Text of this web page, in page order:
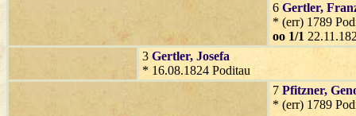
6 Gertler,
* (err) 1789
oo 1/1
3 Gertler, Josefa
* 16.08.1824 Poditau
7 Pfitzner,
* (err) 1789